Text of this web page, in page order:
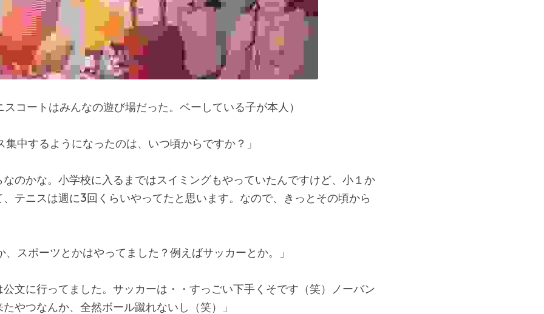
スコートはみんなの遊び場だった。ベーしている子が本人）
集中するようになったのは、いつ頃からですか？」
なのかな。小学校に入るまではスイミングもやっていたんですけど、小１か
テニスは週に3回くらいやってたと思います。なので、きっとその頃から
、スポーツとかはやってました？例えばサッカーとか。」
公文に行ってました。サッカーは・・すっごい下手くそです（笑）ノーバン
たやつなんか、全然ボール蹴れないし（笑）」